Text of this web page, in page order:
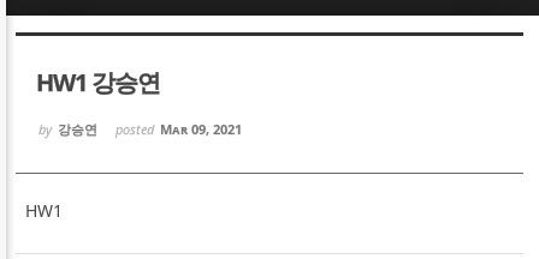
HW1 강승연
by 강승연 posted Mar 09, 2021
HW1
Sketchbook5, 스케치북5
Sketchbook5, 스케치북5